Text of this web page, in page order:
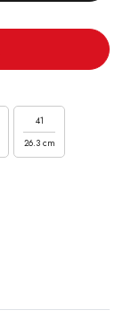
41
26.3 cm